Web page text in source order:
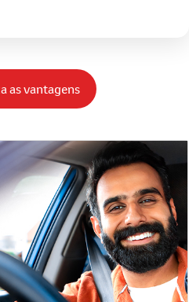
as vantagens